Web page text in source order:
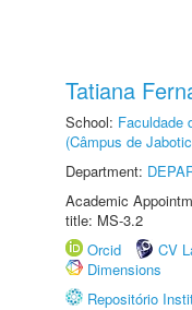
Tatiana
School: Faculdade
(Câmpus de
Department:
Academic
title: MS-3.2
Orcid
CV
Dimensions
Repositório